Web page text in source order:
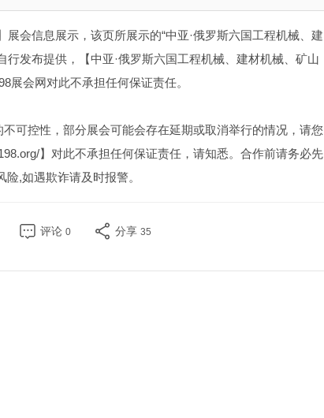
会信息展示，该页所展示的“中亚·俄罗斯六国工程机械、建
发布提供，【中亚·俄罗斯六国工程机械、建材机械、矿山
展会网对此不承担任何保证责任。
可控性，部分展会可能会存在延期或取消举行的情况，请您
】对此不承担任何保证责任，请知悉。合作前请务必先
,如遇欺诈请及时报警。
评论 0 分享 35